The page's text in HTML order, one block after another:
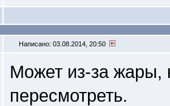
Написано: 03.08.2014, 20:50
Может из-за жары,
пересмотреть.